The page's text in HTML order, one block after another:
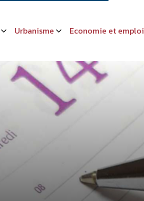
Urbanisme Economie et emploi